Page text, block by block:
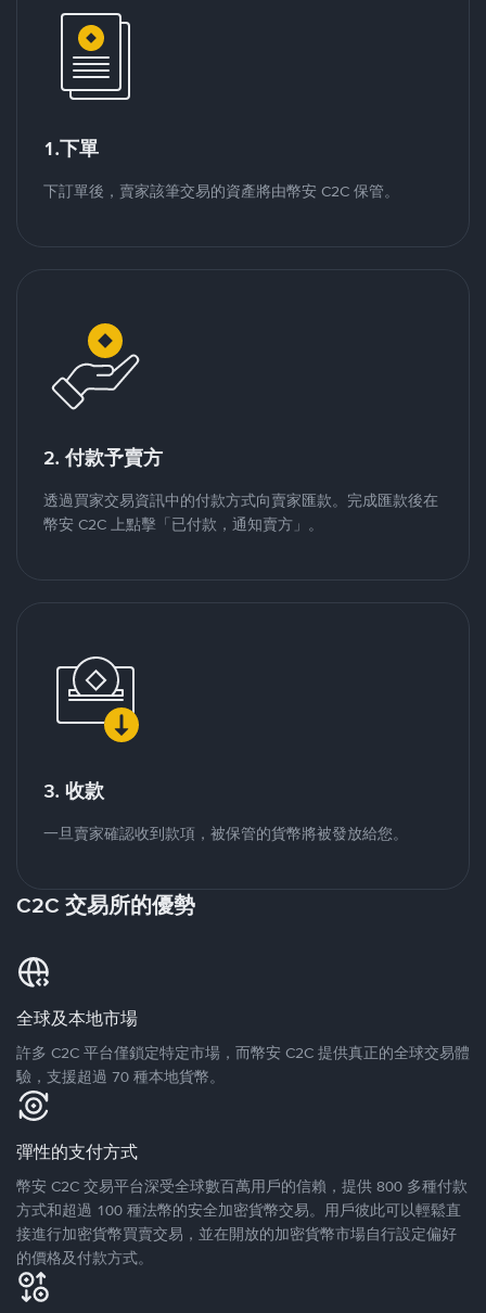
1.下單
下訂單後，賣家該筆交易的資產將由幣安 C2C 保管。
2. 付款予賣方
透過買家交易資訊中的付款方式向賣家匯款。完成匯款後在
幣安 C2C 上點擊「已付款，通知賣方」。
3. 收款
一旦賣家確認收到款項，被保管的貨幣將被發放給您。
C2C 交易所的優勢
全球及本地市場
許多 C2C 平台僅鎖定特定市場，而幣安 C2C 提供真正的全球交易體
驗，支援超過 70 種本地貨幣。
彈性的支付方式
幣安 C2C 交易平台深受全球數百萬用戶的信賴，提供 800 多種付款
方式和超過 100 種法幣的安全加密貨幣交易。用戶彼此可以輕鬆直
接進行加密貨幣買賣交易，並在開放的加密貨幣市場自行設定偏好
的價格及付款方式。